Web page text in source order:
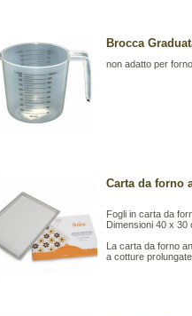
Brocca
non adatto per
Carta da forno
Fogli in carta da
Dimensioni 40 x 30
La carta da forno
a cotture